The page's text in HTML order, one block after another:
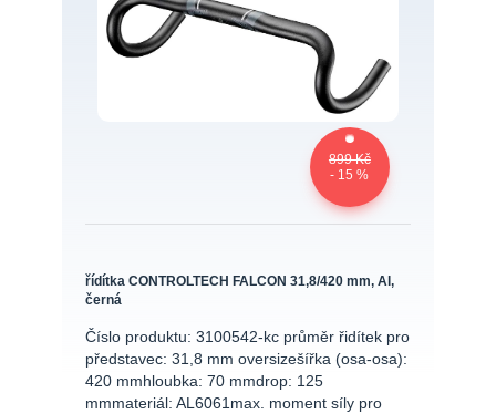
899 Kč
- 15 %
řídítka CONTROLTECH FALCON 31,8/420 mm, Al,
černá
Číslo produktu: 3100542-kc průměr řidítek pro
představec: 31,8 mm oversizešířka (osa-osa):
420 mmhloubka: 70 mmdrop: 125
mmmateriál: AL6061max. moment síly pro